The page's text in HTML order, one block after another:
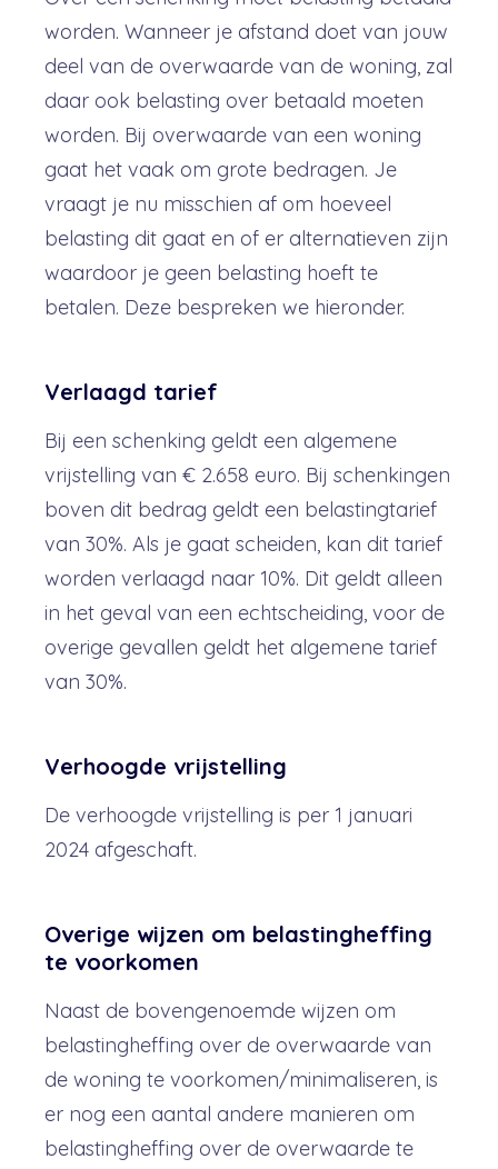
worden. Wanneer je afstand doet van jouw
deel van de overwaarde van de woning, zal
daar ook belasting over betaald moeten
worden. Bij overwaarde van een woning
gaat het vaak om grote bedragen. Je
vraagt je nu misschien af om hoeveel
belasting dit gaat en of er alternatieven zijn
waardoor je geen belasting hoeft te
betalen. Deze bespreken we hieronder.
Verlaagd tarief
Bij een schenking geldt een algemene
vrijstelling van € 2.658 euro. Bij schenkingen
boven dit bedrag geldt een belastingtarief
van 30%. Als je gaat scheiden, kan dit tarief
worden verlaagd naar 10%. Dit geldt alleen
in het geval van een echtscheiding, voor de
overige gevallen geldt het algemene tarief
van 30%.
Verhoogde vrijstelling
De verhoogde vrijstelling is per 1 januari
2024 afgeschaft.
Overige wijzen om belastingheffing
te voorkomen
Naast de bovengenoemde wijzen om
belastingheffing over de overwaarde van
de woning te voorkomen/minimaliseren, is
er nog een aantal andere manieren om
belastingheffing over de overwaarde te